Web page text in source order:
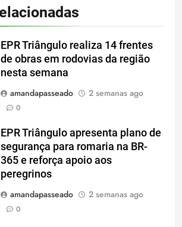
EPR Triângulo realiza 14 frentes
de obras em rodovias da região
nesta semana
amandapasseado
2 semanas ago
0
EPR Triângulo apresenta plano de
segurança para romaria na BR-
365 e reforça apoio aos
peregrinos
amandapasseado
2 semanas ago
0